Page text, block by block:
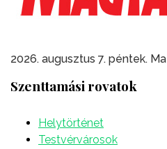
2026. augusztus 7. péntek. Ma
Szenttamási rovatok
Helytörténet
Testvérvárosok